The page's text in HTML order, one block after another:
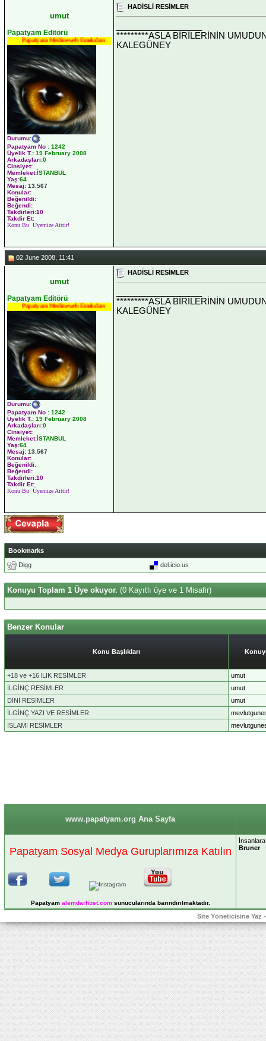
umut
Papatyam Editörü
Papatyam Medineweb Emekdarı
Durumu:
Papatyam No : 1242
Üyelik T.: 19 February 2008
Arkadaşları:0
Cinsiyet:
Memleket:İSTANBUL
Yaş:64
Mesaj: 13.567
Konular:
Beğenildi:
Beğendi:
Takdirleri:10
Takdir Et:
Konu Bu Üyemize Aittir!
HADİSLİ RESİMLER
*********ASLA BİRİLERİNİN
KALEGÜNEY
02 June 2008, 11:41
umut
Papatyam Editörü
Papatyam Medineweb Emekdarı
Durumu:
Papatyam No : 1242
Üyelik T.: 19 February 2008
Arkadaşları:0
Cinsiyet:
Memleket:İSTANBUL
Yaş:64
Mesaj: 13.567
Konular:
Beğenildi:
Beğendi:
Takdirleri:10
Takdir Et:
Konu Bu Üyemize Aittir!
HADİSLİ RESİMLER
*********ASLA BİRİLERİNİN
KALEGÜNEY
Bookmarks
Digg
del.icio.us
Konuyu Toplam 1 Üye okuyor. (0 Kayıtlı üye ve 1 Misafir)
Benzer Konular
Konu Başlıkları
+18 ve +16 lLIK RESİMLER
umut
İLGİNÇ RESİMLER
umut
DİNİ RESİMLER
umut
İLGİNÇ YAZI VE RESİMLER
İSLAMİ RESİMLER
www.papatyam.org Ana Sayfa
Papatyam Sosyal Medya Guruplarımıza Katılın
Papatyam alemdarhost.comsunucularında barındırılmaktadır.
Bruner
Site Yöneticisine Yaz